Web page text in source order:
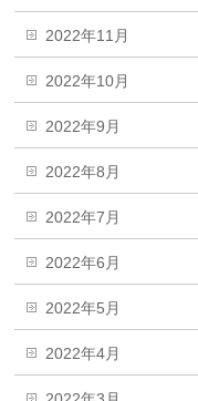
2022年11月
2022年10月
2022年9月
2022年8月
2022年7月
2022年6月
2022年5月
2022年4月